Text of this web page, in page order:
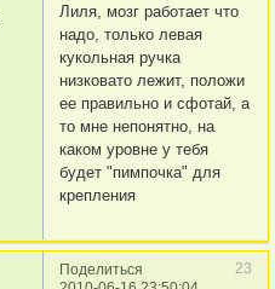
Лиля, мозг работает что
надо, только левая
кукольная ручка
низковато лежит, положи
ее правильно и сфотай, а
то мне непонятно, на
каком уровне у тебя
будет "пимпочка" для
крепления
Поделиться
23